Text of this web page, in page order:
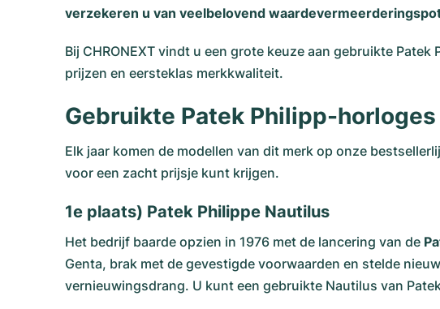
verzekeren u van veelbelovend
Bij CHRONEXT vindt u een grote keuze aan gebruikte
prijzen en eersteklas merkkwaliteit.
Gebruikte Patek Philipp-horloges
Elk jaar komen de modellen van dit merk op onze
voor een zacht prijsje kunt krijgen.
1e plaats) Patek Philippe Nautilus
Het bedrijf baarde opzien in 1976 met de lancering van de
Genta, brak met de gevestigde voorwaarden en stelde
vernieuwingsdrang. U kunt een gebruikte Nautilus van